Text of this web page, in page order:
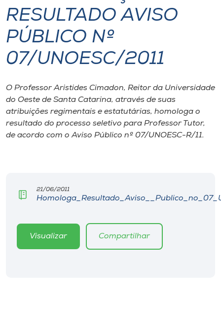
I.nova
Diplomados
CPA
Biblioteca
Rádio
Museu
RESULTADO AVISO
PÚBLICO Nº
07/UNOESC/2011
O Professor Aristides Cimadon, Reitor da Universidade
do Oeste de Santa Catarina, através de suas
atribuições regimentais e estatutárias, homologa o
resultado do processo seletivo para Professor Tutor,
de acordo com o Aviso Público nº 07/UNOESC-R/11.
21/06/2011
Visualizar Compartilhar